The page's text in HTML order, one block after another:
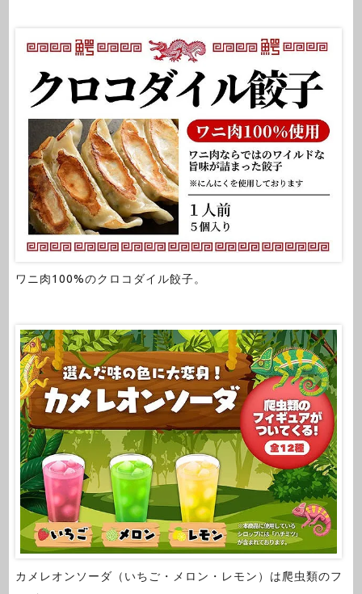
ワニ肉100%のクロコダイル餃子。
カメレオンソーダ（いちご・メロン・レモン）は爬虫類のフ